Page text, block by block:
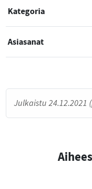
Kategoria
Asiasanat
Julkaistu 24.12.2021